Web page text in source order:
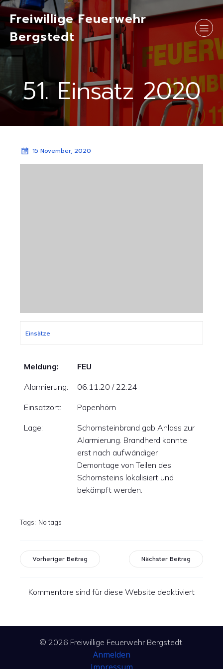
Freiwillige Feuerwehr
Bergstedt
51. Einsatz 2020
15 November, 2020
Einsätze
Meldung: FEU
Alarmierung: 06.11.20 / 22:24
Einsatzort: Papenhörn
Lage:
Schornsteinbrand gab Anlass zur
Alarmierung. Brandherd konnte
erst nach aufwändiger
Demontage von Teilen des
Schornsteins lokalisiert und
bekämpft werden.
Tags: No tags
Vorheriger Beitrag Nächster Beitrag
Kommentare sind für diese Website deaktiviert
© 2026 Freiwillige Feuerwehr Bergstedt.
Anmelden